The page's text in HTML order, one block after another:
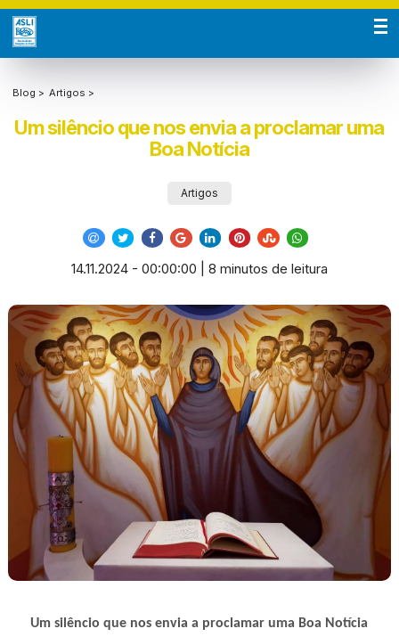
Blog > Artigos >
Um silêncio que nos envia a proclamar uma
Boa Notícia
Artigos
14.11.2024 - 00:00:00 | 8 minutos de leitura
Um silêncio que nos envia a proclamar uma Boa Notícia